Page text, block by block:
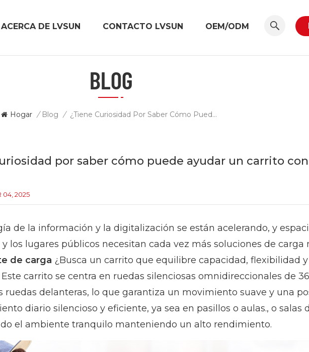
ACERCA DE LVSUN CONTACTO LVSUN OEM/ODM
BLOG
Hogar / Blog / ¿Tiene Curiosidad Por Saber Cómo Puede Ayudar Un Carrito Con Armario De Carga Flexible?
por saber cómo puede ayudar un carrito
04, 2025
de la información y la digitalización se están acelerando, y
y los lugares públicos necesitan cada vez más soluciones de carga
de carga ¿Busca un carrito que equilibre capacidad, flexibilidad
carrito se centra en ruedas silenciosas omnidireccionales de
ruedas delanteras, lo que garantiza un movimiento suave y una
diario silencioso y eficiente, ya sea en pasillos o aulas., o salas
el ambiente tranquilo manteniendo un alto rendimiento.